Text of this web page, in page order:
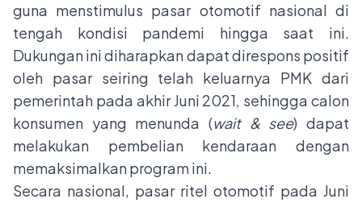
guna menstimulus pasar otomotif nasional di
tengah kondisi pandemi hingga saat ini.
Dukungan ini diharapkan dapat direspons positif
oleh pasar seiring telah keluarnya PMK dari
pemerintah pada akhir Juni 2021, sehingga calon
konsumen yang menunda (wait & see) dapat
melakukan pembelian kendaraan dengan
memaksimalkan program ini.
Secara nasional, pasar ritel otomotif pada Juni